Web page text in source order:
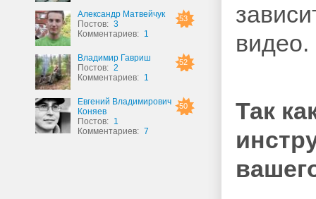
53
Александр Матвейчук
Постов: 3
Комментариев: 1
52
Владимир Гавриш
Постов: 2
Комментариев: 1
50
Евгений Владимирович
Коняев
Постов: 1
Комментариев: 7
видео.
Так